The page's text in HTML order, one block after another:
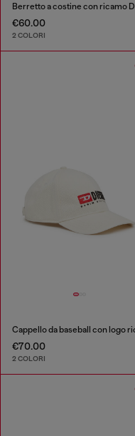
Berretto a costine con ricamo D
€60.00
2 COLORI
€70.00
2 COLORI